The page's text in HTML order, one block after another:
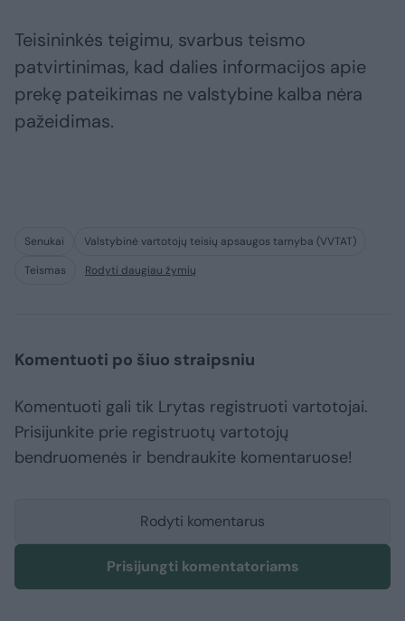
Teisininkės teigimu, svarbus teismo
patvirtinimas, kad dalies informacijos apie
prekę pateikimas ne valstybine kalba nėra
pažeidimas.
Senukai
Valstybinė vartotojų teisių apsaugos tarnyba (VVTAT)
Teismas
Rodyti daugiau žymių
Komentuoti po šiuo straipsniu
Komentuoti gali tik Lrytas registruoti vartotojai.
Prisijunkite prie registruotų vartotojų
bendruomenės ir bendraukite komentaruose!
Rodyti komentarus
Prisijungti komentatoriams